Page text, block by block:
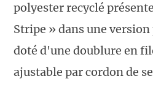
polyester recyclé
Stripe » dans une
doté d'une doublure en
ajustable par cordon de